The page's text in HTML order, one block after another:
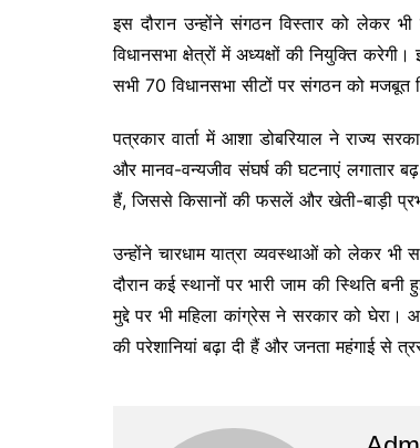
इस दौरान उन्होंने संगठन विस्तार को लेकर
विधानसभा क्षेत्रों में अध्यक्षों की नियुक्ति
सभी 70 विधानसभा सीटों पर संगठन को मजबूत
पत्रकार वार्ता में आशा डोबरियाल ने राज्य
और मानव-वन्यजीव संघर्ष की घटनाएं लगातार
हैं, जिससे किसानों की फसलें और खेती-बाड़ी
उन्होंने चारधाम यात्रा व्यवस्थाओं को लेकर
दौरान कई स्थानों पर भारी जाम की स्थिति
मुद्दे पर भी महिला कांग्रेस ने सरकार को
की परेशानियां बढ़ा दी हैं और जनता महंगाई से